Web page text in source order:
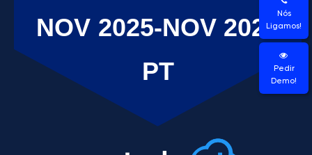
Nós
Ligamos!
Pedir
Demo!